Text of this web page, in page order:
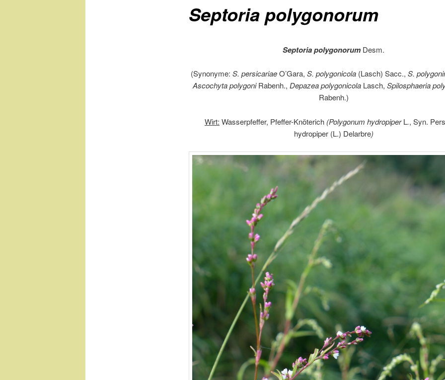
Septoria polygonorum
Septoria polygonorum Desm.
(Synonyme:S. persicariaeO’Gara,S. polygonicola (Lasch) Sacc.,S.
Ascochyta polygoniRabenh., Depazea polygonicolaLasch, Spilosphaeria
Rabenh.)
Wirt: Wasserpfeffer, Pfeffer-Knöterich (Polygonum hydropiperL., Syn.
hydropiper (L.) Delarbre)